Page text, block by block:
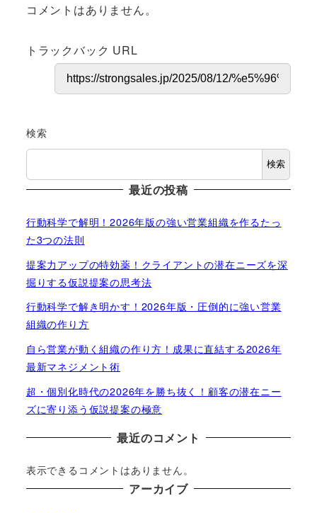
コメントはありません。
トラックバック URL
検索
検索
最近の投稿
行動科学で解明！2026年版の強い営業組織を作るたっ
た3つの法則
提案力アップの特効薬！クライアントの潜在ニーズを深
掘りする仮説提案の思考法
行動科学で解き明かす！2026年版・圧倒的に強い営業
組織の作り方
自ら営業が動く組織の作り方！成果に直結する2026年
最新マネジメント術
超・個別化時代の2026年を勝ち抜く！顧客の潜在ニー
ズに寄り添う仮説提案の極意
最近のコメント
表示できるコメントはありません。
アーカイブ